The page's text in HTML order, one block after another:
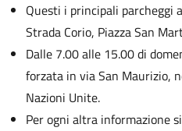
Questi i principali parcheggi
Strada Corio, Piazza San
Dalle 7.00 alle 15.00 di
forzata in via San Maurizio,
Nazioni Unite.
Per ogni altra informazione